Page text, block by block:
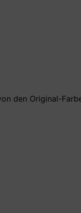
den Original-